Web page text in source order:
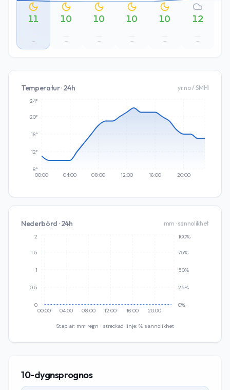
11
–
10
–
10
–
10
–
10
–
12
–
Temperatur · 24h yr.no / SMHI
00:00 04:00 08:00 12:00 16:00 20:00
8°
12°
16°
20°
24°
Nederbörd · 24h mm · sannolikhet
00:00 04:00 08:00 12:00 16:00 20:00
0
0.5
1
1.5
2
0%
25%
50%
75%
100%
Staplar: mm regn · streckad linje: % sannolikhet
10-dygnsprognos